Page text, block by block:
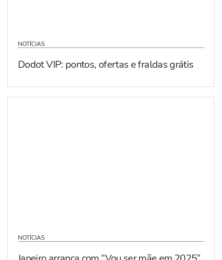
NOTÍCIAS
Dodot VIP: pontos, ofertas e fraldas grátis
NOTÍCIAS